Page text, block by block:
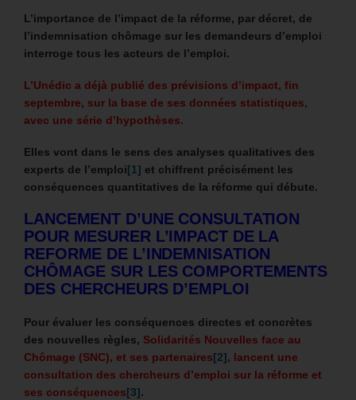
L’importance de l’impact de la réforme, par décret, de
l’indemnisation chômage sur les demandeurs d’emploi
interroge tous les acteurs de l’emploi.
L’Unédic a déjà publié des prévisions d’impact, fin
septembre, sur la base de ses données statistiques,
avec une série d’hypothèses.
Elles vont dans le sens des analyses qualitatives des
experts de l’emploi[1] et chiffrent précisément les
conséquences quantitatives de la réforme qui débute.
LANCEMENT D’UNE CONSULTATION
POUR MESURER L’IMPACT DE LA
REFORME DE L’INDEMNISATION
CHÔMAGE SUR LES COMPORTEMENTS
DES CHERCHEURS D’EMPLOI
Pour évaluer les conséquences directes et concrètes
des nouvelles règles, Solidarités Nouvelles face au
Chômage (SNC), et ses partenaires[2], lancent une
consultation des chercheurs d’emploi sur la réforme et
ses conséquences[3].